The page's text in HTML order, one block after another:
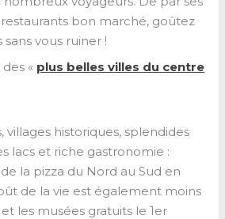
bon marché, goûtez
vous ruiner !
des « plus belles villes du centre
villages historiques, splendides
lacs et riche gastronomie :
la pizza du Nord au Sud en
de la vie est également moins
les musées gratuits le 1er